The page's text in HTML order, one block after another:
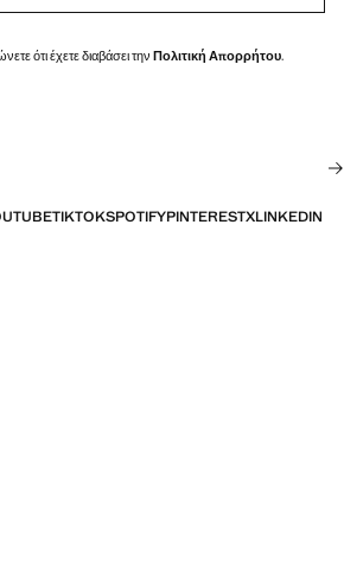
ότι έχετε διαβάσει την Πολιτική Απορρήτου.
TIKTOKSPOTIFYPINTERESTXLINKEDIN